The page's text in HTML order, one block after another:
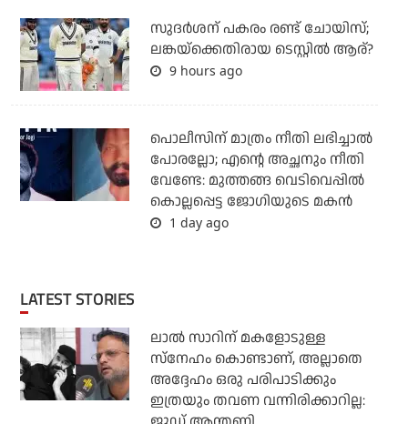
സുദര്‍ശന് പകരം രണ്ട് ചോയിസ്;
ലങ്കയ്‌ക്കെതിരായ ടെസ്റ്റില്‍ ആര്?
9 hours ago
പൊലീസിന് മാത്രം നീതി ലഭിച്ചാല്‍
പോരല്ലോ; എന്റെ അച്ഛനും നീതി
വേണ്ടേ: മുത്തങ്ങ വെടിവെപ്പില്‍
കൊല്ലപ്പെട്ട ജോഗിയുടെ മകന്‍
1 day ago
LATEST STORIES
ലാൽ സാറിന് മകളോടുള്ള
സ്നേഹം കൊണ്ടാണ്, അല്ലാതെ
അദ്ദേഹം ഒരു പരിപാടിക്കും
ഇത്രയും തവണ വന്നിരിക്കാറില്ല: